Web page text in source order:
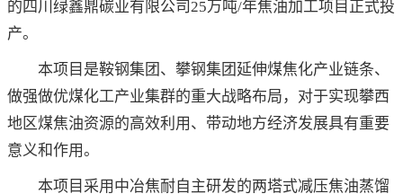
的四川绿鑫鼎碳业有限公司25万吨/年焦油加工项目正式投
产。
本项目是鞍钢集团、攀钢集团延伸煤焦化产业链条、
做强做优煤化工产业集群的重大战略布局，对于实现攀西
地区煤焦油资源的高效利用、带动地方经济发展具有重要
意义和作用。
本项目采用中冶焦耐自主研发的两塔式减压焦油蒸馏